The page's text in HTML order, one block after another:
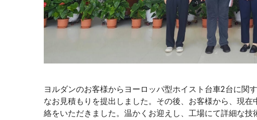
ヨルダンのお客様からヨーロッパ型ホイスト台車2台に関
なお見積もりを提出しました。その後、お客様から、現
絡をいただきました。温かくお迎えし、工場にて詳細な技